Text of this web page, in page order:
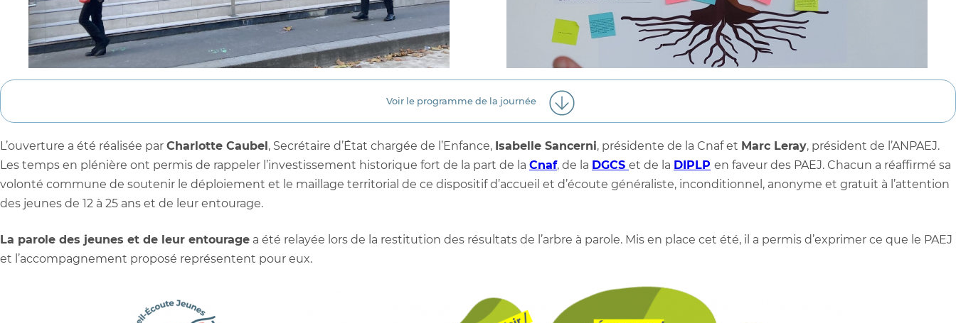
Voir le programme de la journée
L’ouverture a été réalisée par Charlotte Caubel, Secrétaire d’État chargée de l’Enfance, Isabelle Sancerni, présidente de la Cnaf et Marc Leray, président de l’ANPAEJ.
Les temps en plénière ont permis de rappeler l’investissement historique fort de la part de la Cnaf, de la DGCS et de la DIPLP en faveur des PAEJ. Chacun a réaffirmé sa
volonté commune de soutenir le déploiement et le maillage territorial de ce dispositif d’accueil et d’écoute généraliste, inconditionnel, anonyme et gratuit à l’attention
des jeunes de 12 à 25 ans et de leur entourage.
La parole des jeunes et de leur entourage a été relayée lors de la restitution des résultats de l’arbre à parole. Mis en place cet été, il a permis d’exprimer ce que le PAEJ
et l’accompagnement proposé représentent pour eux.